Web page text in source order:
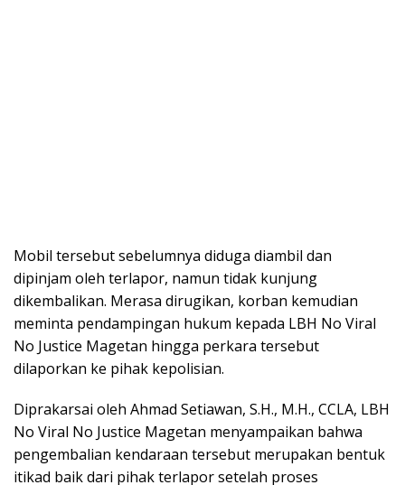
Mobil tersebut sebelumnya diduga diambil dan
dipinjam oleh terlapor, namun tidak kunjung
dikembalikan. Merasa dirugikan, korban kemudian
meminta pendampingan hukum kepada LBH No Viral
No Justice Magetan hingga perkara tersebut
dilaporkan ke pihak kepolisian.
Diprakarsai oleh Ahmad Setiawan, S.H., M.H., CCLA, LBH
No Viral No Justice Magetan menyampaikan bahwa
pengembalian kendaraan tersebut merupakan bentuk
itikad baik dari pihak terlapor setelah proses